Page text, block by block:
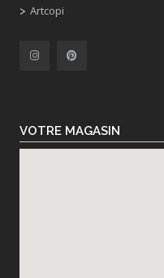
Artcopi
VOTRE MAGASIN